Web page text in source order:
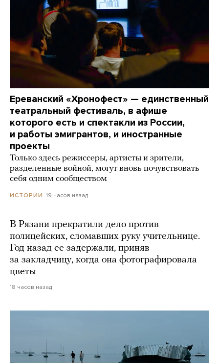
Ереванский «Хронофест» — единственный
театральный фестиваль, в афише
которого есть и спектакли из России,
и работы эмигрантов, и иностранные
проекты
Только здесь режиссеры, артисты и зрители,
разделенные войной, могут вновь почувствовать
себя одним сообществом
ИСТОРИИ 19 часов назад
В Рязани прекратили дело против
полицейских, сломавших руку учительнице.
Год назад ее задержали, приняв
за закладчицу, когда она фотографировала
цветы
18 часов назад